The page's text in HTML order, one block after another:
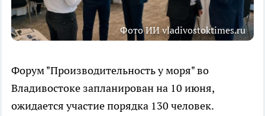
Фото ИИ vladivostoktimes.ru
Форум "Производительность у моря" во
Владивостоке запланирован на 10 июня,
ожидается участие порядка 130 человек.